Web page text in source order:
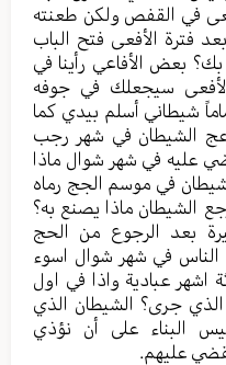
في القفص ولكن طعنته
فترة الأفعى فتح الباب
بعض الأفاعي رأينا في
الأفعى سيجعلك في جوفه
شيطاني أسلم بيدي كما
الشيطان في شهر رجب
عليه في شهر شوال ماذا
في موسم الجج رماه
الشيطان ماذا يصنع به؟
بعد الرجوع من الحج
الناس في شهر شوال اسوء
عبادية واذا في اول
جرى؟ الشيطان الذي
البناء على أن نؤذي
عليهم.